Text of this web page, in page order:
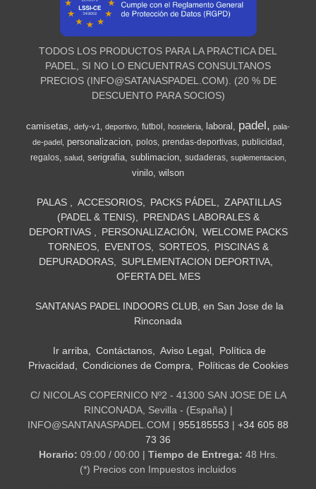
TODOS LOS PRODUCTOS PARA LA PRACTICA DEL
PADEL, SI NO LO ENCUENTRAS CONSULTANOS
PRECIOS (INFO@SATANASPADEL.COM). (20 % DE
DESCUENTO PARA SOCIOS)
camisetas defy-v1 deportivo futbol hosteleria laboral padel
pala-
de-padel
personalizacion polos prendas-deportivas publicidad
regalos
salud serigrafia sublimacion sudaderas suplementacion
vinilo wilson
PALAS ACCESORIOS PACKS PÁDEL
ZAPATILLAS
(PADEL & TENIS)
PRENDAS LABORALES &
DEPORTIVAS
PERSONALIZACIÓN
WELCOME PACKS
TORNEOS
EVENTOS SORTEOS
PISCINAS &
DEPURADORAS
SUPLEMENTACION DEPORTIVA
OFERTA DEL MES
SANTANAS PADEL INDOORS CLUB, en San Jose de la
Rinconada
Ir arriba Contáctanos Aviso Legal
Política de
Privacidad
Condiciones de Compra Políticas de Cookies
C/ NICOLAS COPERNICO Nº2 - 41300 SAN JOSE DE LA
RINCONADA, Sevilla - (España) |
INFO@SANTANASPADEL.COM | 955185553 | +34 605 88
73 36
Horario: 09:00 / 00:00 | Tiempo de Entrega: 48 Hrs.
(*) Precios con Impuestos incluidos